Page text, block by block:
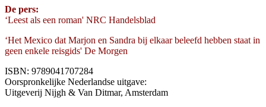
De pers:
‘Leest als een roman' NRC Handelsblad
‘Het Mexico dat Marjon en Sandra bij elkaar beleefd hebben staat in
geen enkele reisgids' De Morgen
ISBN: 9789041707284
Oorspronkelijke Nederlandse uitgave:
Uitgeverij Nijgh & Van Ditmar, Amsterdam